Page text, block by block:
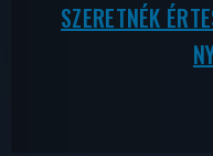
SZERETNÉK